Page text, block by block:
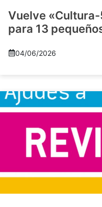
Vuelve
para 13
04/06/2026